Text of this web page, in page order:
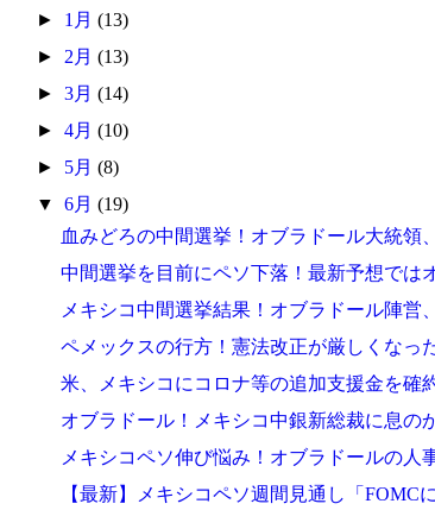
► 1月(13)
► 2月(13)
►3月(14)
►4月(10)
► 5月(8)
▼6月(19)
血みどろの中間選挙！オブラドール大統領
中間選挙を目前にペソ下落！最新予想では
メキシコ中間選挙結果！オブラドール陣営
ペメックスの行方！憲法改正が厳しくなっ
米、メキシコにコロナ等の追加支援金を確
オブラドール！メキシコ中銀新総裁に息の
メキシコペソ伸び悩み！オブラドールの人
【最新】メキシコペソ週間見通し「FOMC